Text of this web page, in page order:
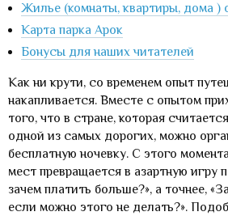
Жилье (комнаты, квартиры, дома )
Карта парка Арок
Бонусы для наших читателей
Как ни крути, со временем опыт
накапливается. Вместе с опытом
того, что в стране, которая
одной из самых дорогих, можно
бесплатную ночевку. С этого
мест превращается в азартную игру
зачем платить больше?», а точнее,
если можно этого не делать?».